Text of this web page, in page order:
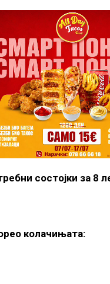
состојки за 8
колачињата: